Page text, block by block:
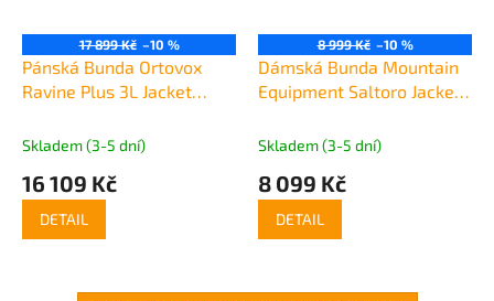
17 899 Kč –10 %
Pánská Bunda Ortovox
Ravine Plus 3L Jacket
Skladem (3-5 dní)
16 109 Kč
DETAIL
8 999 Kč –10 %
Dámská Bunda Mountain
Equipment Saltoro Jacket
Skladem (3-5 dní)
8 099 Kč
DETAIL